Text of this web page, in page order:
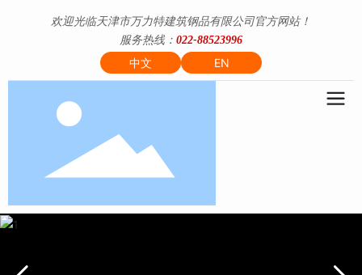
欢迎光临天津市万力特建筑钢品有限公司官方网站！
服务热线： 022-88523996
中文 EN